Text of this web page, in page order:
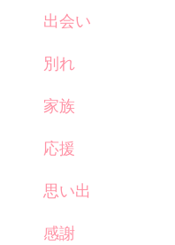
出会い
別れ
家族
応援
思い出
感謝